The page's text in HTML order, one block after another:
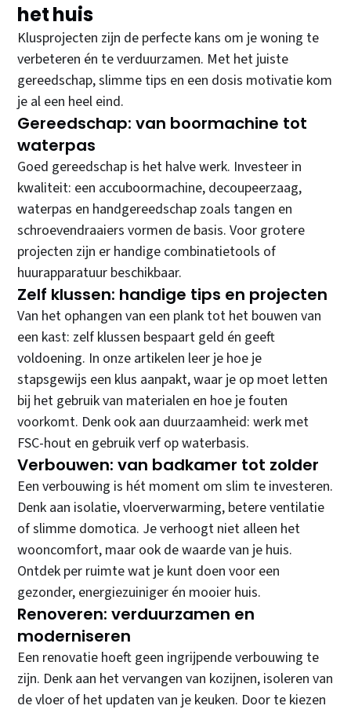
het huis
Klusprojecten zijn de perfecte kans om je woning te
verbeteren én te verduurzamen. Met het juiste
gereedschap, slimme tips en een dosis motivatie kom
je al een heel eind.
Gereedschap: van boormachine tot
waterpas
Goed gereedschap is het halve werk. Investeer in
kwaliteit: een accuboormachine, decoupeerzaag,
waterpas en handgereedschap zoals tangen en
schroevendraaiers vormen de basis. Voor grotere
projecten zijn er handige combinatietools of
huurapparatuur beschikbaar.
Zelf klussen: handige tips en projecten
Van het ophangen van een plank tot het bouwen van
een kast: zelf klussen bespaart geld én geeft
voldoening. In onze artikelen leer je hoe je
stapsgewijs een klus aanpakt, waar je op moet letten
bij het gebruik van materialen en hoe je fouten
voorkomt. Denk ook aan duurzaamheid: werk met
FSC-hout en gebruik verf op waterbasis.
Verbouwen: van badkamer tot zolder
Een verbouwing is hét moment om slim te investeren.
Denk aan isolatie, vloerverwarming, betere ventilatie
of slimme domotica. Je verhoogt niet alleen het
wooncomfort, maar ook de waarde van je huis.
Ontdek per ruimte wat je kunt doen voor een
gezonder, energiezuiniger én mooier huis.
Renoveren: verduurzamen en
moderniseren
Een renovatie hoeft geen ingrijpende verbouwing te
zijn. Denk aan het vervangen van kozijnen, isoleren van
de vloer of het updaten van je keuken. Door te kiezen